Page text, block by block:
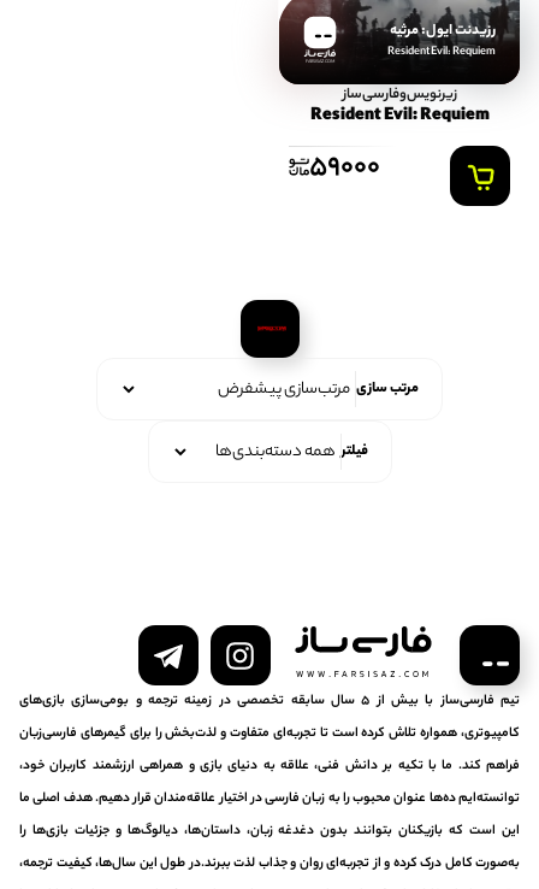
رزیدنت ایول: مرثیه
Resident Evil: Requiem
FARSISAZ.COM
زیرنویس‌و‌فارسی‌ساز
Resident Evil: Requiem
59000
مرتب سازی
فیلتر
تیم فارسی‌ساز با بیش از ۵ سال سابقه تخصصی در زمینه ترجمه و بومی‌سازی بازی‌های
کامپیوتری، همواره تلاش کرده است تا تجربه‌ای متفاوت و لذت‌بخش را برای گیمرهای فارسی‌زبان
فراهم کند. ما با تکیه بر دانش فنی، علاقه به دنیای بازی و همراهی ارزشمند کاربران خود،
توانسته‌ایم ده‌ها عنوان محبوب را به زبان فارسی در اختیار علاقه‌مندان قرار دهیم. هدف اصلی ما
این است که بازیکنان بتوانند بدون دغدغه زبان، داستان‌ها، دیالوگ‌ها و جزئیات بازی‌ها را
به‌صورت کامل درک کرده و از تجربه‌ای روان و جذاب لذت ببرند.در طول این سال‌ها، کیفیت ترجمه،